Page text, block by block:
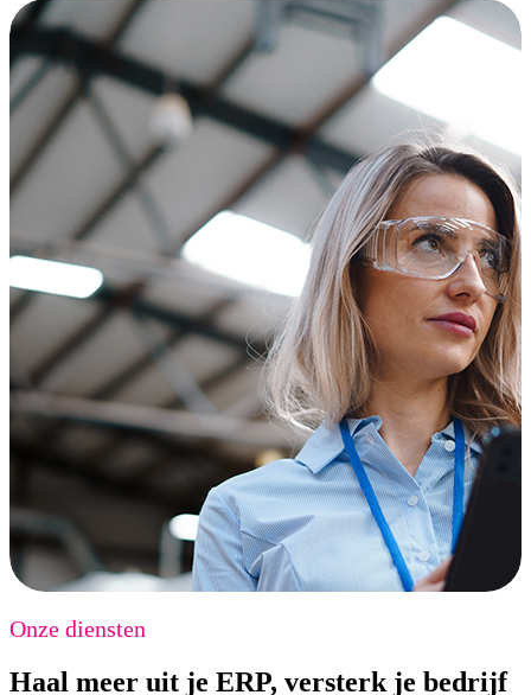
Onze diensten
Haal meer uit je ERP, versterk je bedrijf